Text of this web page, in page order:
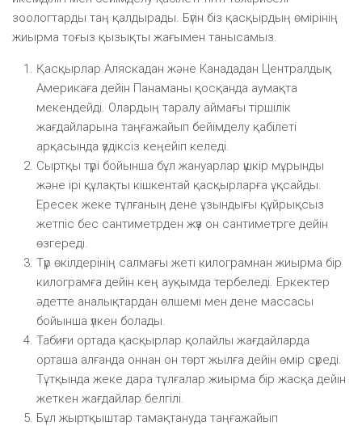
зоологтарды таң қалдырады. Бүгін біз қасқырдың өмірінің
жиырма тоғыз қызықты жағымен танысамыз.
Қасқырлар Аляскадан және Канададан Централдық
Америкаға дейін Панаманы қосқанда аумақта
мекендейді. Олардың таралу аймағы тіршілік
жағдайларына таңғажайып бейімделу қабілеті
арқасында үздіксіз кеңейіп келеді.
Сыртқы түрі бойынша бұл жануарлар үшкір мұрынды
және ірі құлақты кішкентай қасқырларға ұқсайды.
Ересек жеке тұлғаның дене ұзындығы құйрықсыз
жетпіс бес сантиметрден жүз он сантиметрге дейін
өзгереді.
Түр өкілдерінің салмағы жеті килограмнан жиырма бір
килограмға дейін кең ауқымда тербеледі. Еркектер
әдетте аналықтардан өлшемі мен дене массасы
бойынша үлкен болады.
Табиғи ортада қасқырлар қолайлы жағдайларда
орташа алғанда оннан он төрт жылға дейін өмір сүреді.
Тұтқында жеке дара тұлғалар жиырма бір жасқа дейін
жеткен жағдайлар белгілі.
Бұл жыртқыштар тамақтануда таңғажайып